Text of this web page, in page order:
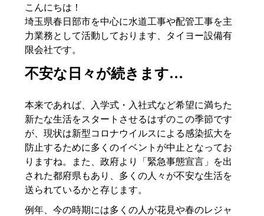
こんにちは！
埼玉県春日部市を中心に水道工事や配管工事を主
力業務として活動しております、タイヨー設備有
限会社です。
不安な日々が続きます…
本来であれば、入学式・入社式など希望に満ちた
新たな生活をスタートさせるはずのこの季節です
が、現状は新型コロナウイルスによる感染拡大を
防止するために多くのイベントが中止となってお
りますね。また、政府より「緊急事態宣言」を出
された都府県もあり、多くの人々が不安な生活を
送られているかと存じます。
例年、今の時期には多くの人が花見や春のレジャ